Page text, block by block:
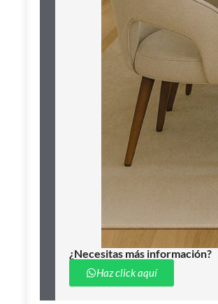
¿Necesitas más información?
Haz click aquí